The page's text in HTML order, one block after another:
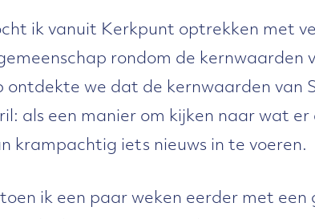
ik vanuit Kerkpunt optrekken met
rondom de kernwaarden
ontdekte we dat de kernwaarden van
als een manier om kijken naar wat
krampachtig iets nieuws in te voeren.
ik een paar weken eerder met een